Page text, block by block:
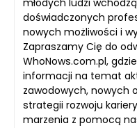
młodych ludzi
doświadczonych
nowych możliwości i
Zapraszamy Cię do
WhoNows.com.pl,
informacji na temat
zawodowych, nowych
strategii rozwoju
marzenia z pomocą